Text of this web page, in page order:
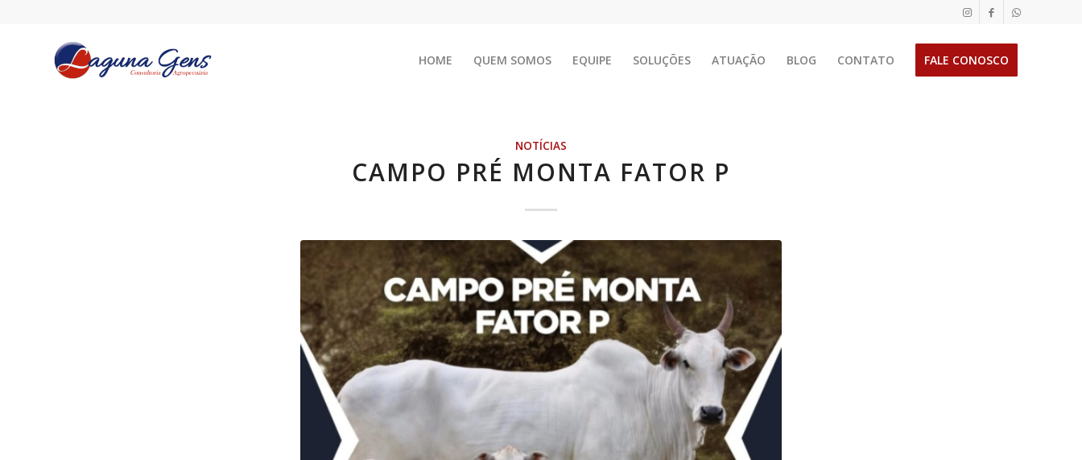
HOME QUEM SOMOS EQUIPE SOLUÇÕES ATUAÇÃO BLOG CONTATO FALE CONOSCO
NOTÍCIAS
CAMPO PRÉ MONTA FATOR P